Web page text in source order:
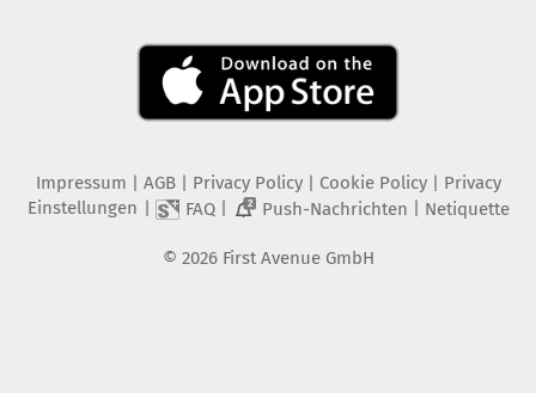
Es gibt neue Inhalte auf Stol
NICHT MEHR ANZEIGEN
Impressum AGB Privacy Policy| Cookie Policy| Privacy
Einstellungen
FAQ| 2 Push-Nachrichten Netiquette
© 2026 First Avenue GmbH